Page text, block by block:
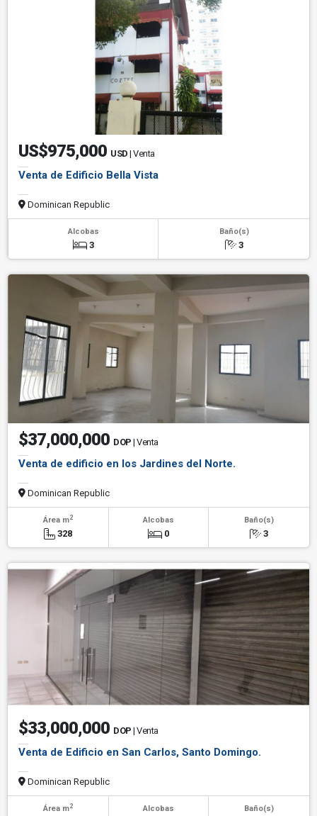
US$975,000 USD | Venta
Venta de Edificio Bella Vista
Dominican Republic
Alcobas
3
Baño(s)
3
$37,000,000 DOP | Venta
Venta de edificio en los Jardines del Norte.
Dominican Republic
Área m2
328
Alcobas
0
Baño(s)
3
$33,000,000 DOP | Venta
Venta de Edificio en San Carlos, Santo Domingo.
Dominican Republic
Área m2 Alcobas Baño(s)